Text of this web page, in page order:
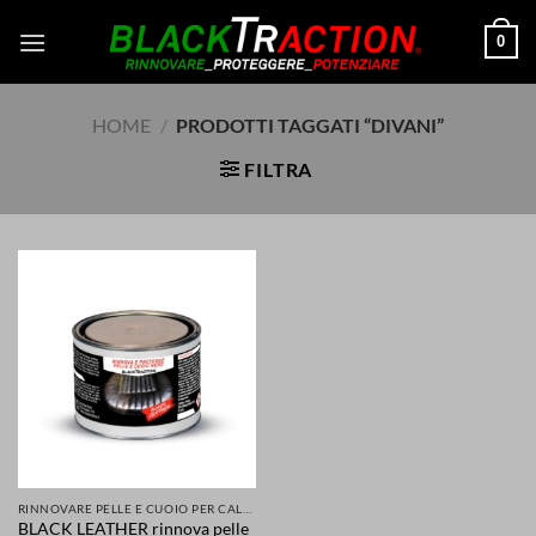
0
HOME / PRODOTTI TAGGATI “DIVANI”
FILTRA
BLACK LEATHER rinnova pelle